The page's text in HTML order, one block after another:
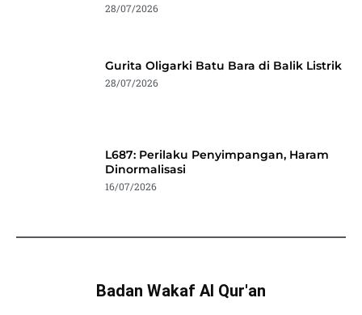
28/07/2026
Gurita Oligarki Batu Bara di Balik Listrik
28/07/2026
L687: Perilaku Penyimpangan, Haram
Dinormalisasi
16/07/2026
Badan Wakaf Al Qur'an